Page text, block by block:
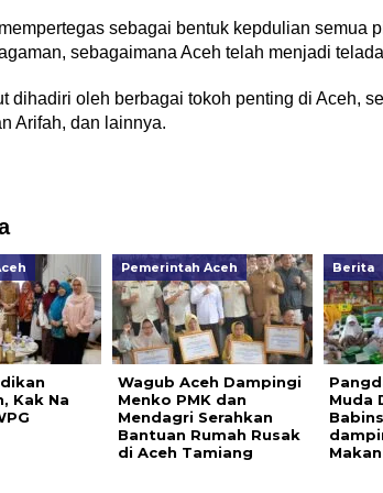
sebagai bentuk kepdulian semua
sebagaimana Aceh telah menjadi
dihadiri oleh berbagai tokoh penting di Aceh,
Arifah, dan lainnya.
Kak Na
Pemerintah Aceh
Wagub Aceh Dampingi
Menko PMK dan
Mendagri Serahkan
Bantuan Rumah Rusak
di Aceh Tamiang
Berita
Muda